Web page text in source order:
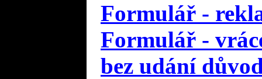
Formulář -
Formulář -
bez udání